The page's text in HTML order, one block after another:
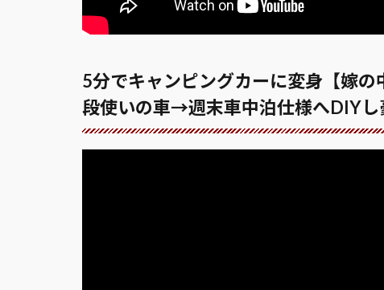
5分でキャンピングカーに変身【嫁
段使いの車→週末車中泊仕様へDIYし